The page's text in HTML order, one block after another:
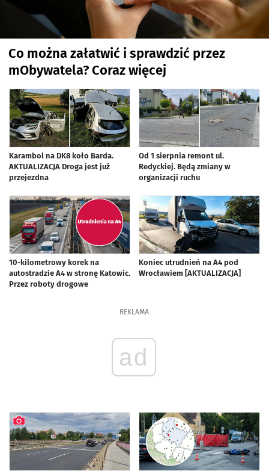
Co można załatwić i sprawdzić przez
mObywatela? Coraz więcej
Karambol na DK8 koło Barda.
AKTUALIZACJA Droga jest już
przejezdna
Od 1 sierpnia remont ul.
Redyckiej. Będą zmiany w
organizacji ruchu
10-kilometrowy korek na
autostradzie A4 w stronę Katowic.
Przez roboty drogowe
Koniec utrudnień na A4 pod
Wrocławiem [AKTUALIZACJA]
REKLAMA
ad